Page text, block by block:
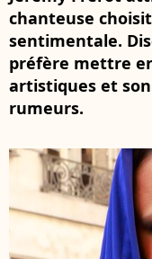
chanteuse
sentimentale.
préfère mettre
artistiques et
rumeurs.